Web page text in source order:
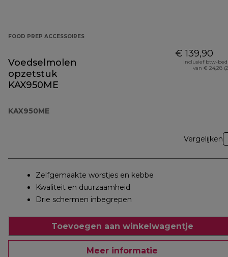
FOOD PREP ACCESSOIRES
Voedselmolen
opzetstuk
KAX950ME
KAX950ME
€ 139,90
Inclusief btw-
van € 24,28
Vergelijken
Zelfgemaakte worstjes en kebbe
Kwaliteit en duurzaamheid
Drie schermen inbegrepen
Toevoegen aan winkelwagentje
Meer informatie